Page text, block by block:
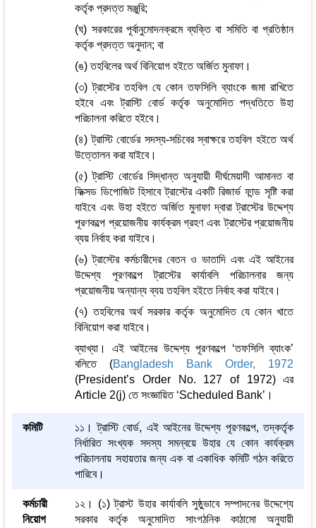
কর্তৃক প্রদত্ত মঞ্জুরি;
(ঘ) সরকারের পূর্বানুমোদনক্রমে ব্যক্তি বা সমিতি বা প্রতিষ্ঠান
কর্তৃক প্রদত্ত অনুদান; বা
(ঙ) তহবিলের অর্থ বিনিয়োগ হইতে অর্জিত মুনাফা।
(৩) ট্রাস্টের তহবিল যে কোন তফসিলি ব্যাংকে জমা রাখিতে
হইবে এবং ট্রাস্টি বোর্ড কর্তৃক অনুমোদিত পদ্ধতিতে উহা
পরিচালনা করিতে হইবে।
(৪) ট্রাস্টি বোর্ডের সদস্য-সচিবের স্বাক্ষরে তহবিল হইতে অর্থ
উত্তোলন করা যাইবে।
(৫) ট্রাস্টি বোর্ডের সিদ্ধান্ত অনুযায়ী দীর্ঘমেয়াদী আমানত বা
ফিক্সড ডিপোজিট হিসাবে ট্রাস্টের একটি রিজার্ভ ফান্ড সৃষ্টি করা
যাইবে এবং উহা হইতে অর্জিত মুনাফা দ্বারা ট্রাস্টের উদ্দেশ্য
পূরণকল্পে প্রয়োজনীয় কার্যক্রম গ্রহণ এবং ট্রাস্টের প্রয়োজনীয়
ব্যয় নির্বাহ করা যাইবে।
(৬) ট্রাস্টের কর্মচারীদের বেতন ও ভাতাদি এবং এই আইনের
উদ্দেশ্য পূরণকল্পে ট্রাস্টের কার্যাবলি পরিচালনার জন্য
প্রয়োজনীয় অন্যান্য ব্যয় তহবিল হইতে নির্বাহ করা যাইবে।
(৭) তহবিলের অর্থ সরকার কর্তৃক অনুমোদিত যে কোন খাতে
বিনিয়োগ করা যাইবে।
ব্যাখ্যা। এই আইনের উদ্দেশ্য পূরণকল্পে ‘তফসিলি ব্যাংক’
বলিতে (Bangladesh Bank Order, 1972
(President’s Order No. 127 of 1972) এর
Article 2(j) তে সংজ্ঞায়িত ‘Scheduled Bank’।
কমিটি
১১। ট্রাস্টি বোর্ড, এই আইনের উদ্দেশ্য পূরণকল্পে, তদ্‌কর্তৃক
নির্ধারিত সংখ্যক সদস্য সমন্বয়ে উহার যে কোন কার্যক্রম
পরিচালনায় সহায়তার জন্য এক বা একাধিক কমিটি গঠন করিতে
পারিবে।
কর্মচারী
নিয়োগ
১২। (১) ট্রাস্ট উহার কার্যাবলি সুষ্ঠুভাবে সম্পাদনের উদ্দেশ্যে
সরকার কর্তৃক অনুমোদিত সাংগঠনিক কাঠামো অনুযায়ী